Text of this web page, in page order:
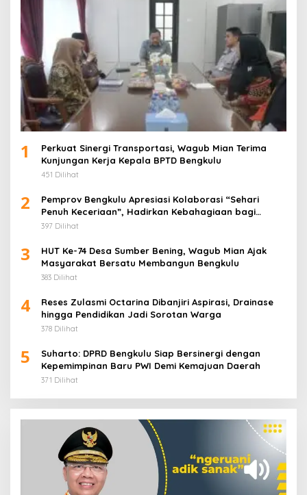
1
Perkuat Sinergi Transportasi, Wagub Mian Terima
Kunjungan Kerja Kepala BPTD Bengkulu
451 Dilihat
2
Pemprov Bengkulu Apresiasi Kolaborasi “Sehari
Penuh Keceriaan”, Hadirkan Kebahagiaan bagi
Puluhan Anak Panti Asuhan
397 Dilihat
3
HUT Ke-74 Desa Sumber Bening, Wagub Mian Ajak
Masyarakat Bersatu Membangun Bengkulu
383 Dilihat
4
Reses Zulasmi Octarina Dibanjiri Aspirasi, Drainase
hingga Pendidikan Jadi Sorotan Warga
378 Dilihat
5
Suharto: DPRD Bengkulu Siap Bersinergi dengan
Kepemimpinan Baru PWI Demi Kemajuan Daerah
371 Dilihat